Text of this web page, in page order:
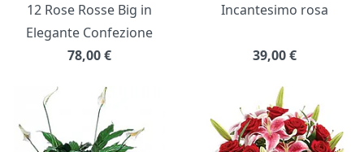
12 Rose Rosse Big in
Elegante Confezione
78,00€
Incantesimo rosa
39,00€